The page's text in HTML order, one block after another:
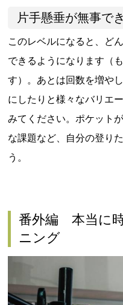
片手懸垂が無事で
このレベルになると、ど
できるようになります（
す）。あとは回数を増や
にしたりと様々なバリエ
みてください。ポケット
な課題など、自分の登り
う。
番外編 本当に
ニング